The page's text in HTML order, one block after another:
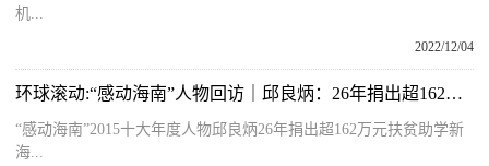
机...
2022/12/04
环球滚动:“感动海南”人物回访｜邱良炳：26年捐出超162万元扶贫助学
“感动海南”2015十大年度人物邱良炳26年捐出超162万元扶贫助学新
海...